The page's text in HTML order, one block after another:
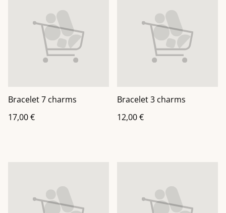
Bracelet 7 charms
17,00 €
Bracelet 3 charms
12,00 €